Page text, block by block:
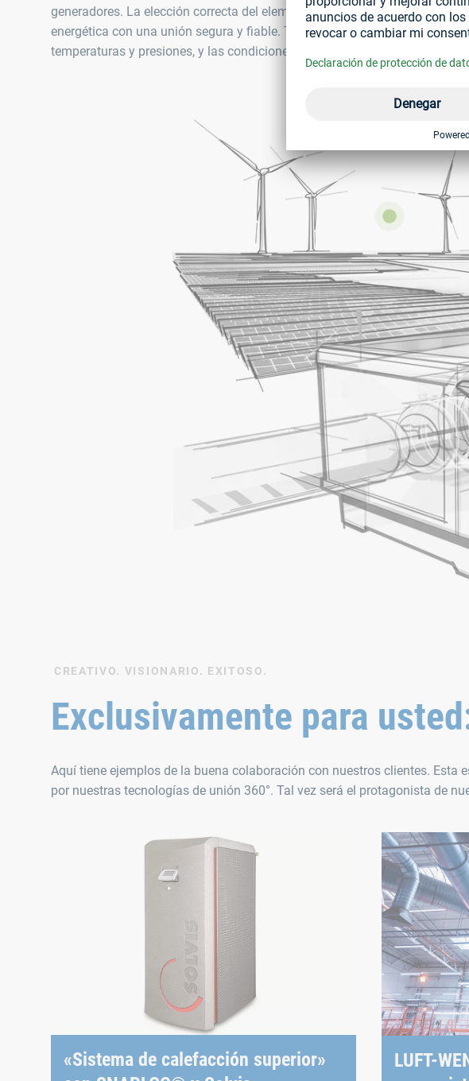
generadores. La elección correcta del elemento de fijación es
energética con una unión segura y fiable. También hay que tener en
temperaturas y presiones, y las condiciones ambientales, como la
CREATIVO. VISIONARIO. EXITOSO.
Exclusivamente para
Aquí tiene ejemplos de la buena colaboración con nuestros clientes. Esta
por nuestras tecnologías de unión 360°. Tal vez será el protagonista de
«Sistema de calefacción superior»
LUFT-